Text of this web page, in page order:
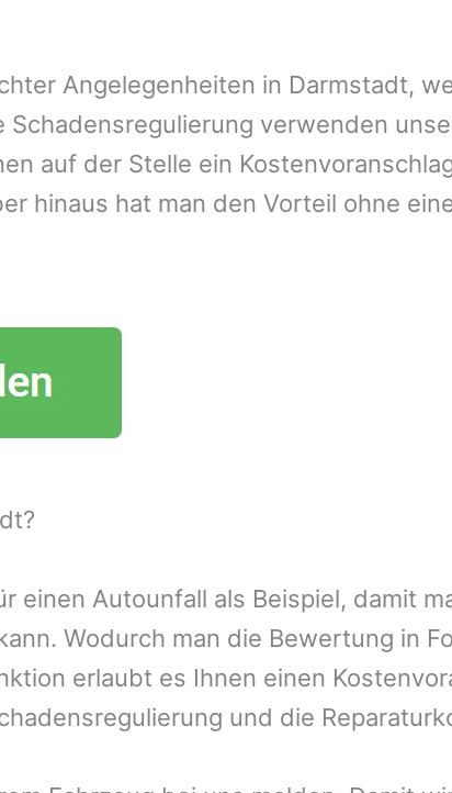
Angelegenheiten in Darmstadt,
verwenden
auf der Stelle ein
hinaus hat man den Vorteil ohne
einen Autounfall als Beispiel, damit
Wodurch man die Bewertung in
erlaubt es Ihnen einen
und die